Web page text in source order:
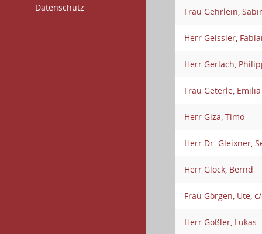
Datenschutz Frau Gehrlein,
Herr Geissler,
Herr Gerlach,
Frau Geterle, Emilia
Herr Giza, Timo
Herr Dr. Gleixner,
Herr Glock, Bernd
Frau Görgen, Ute,
Herr Goßler, Lukas